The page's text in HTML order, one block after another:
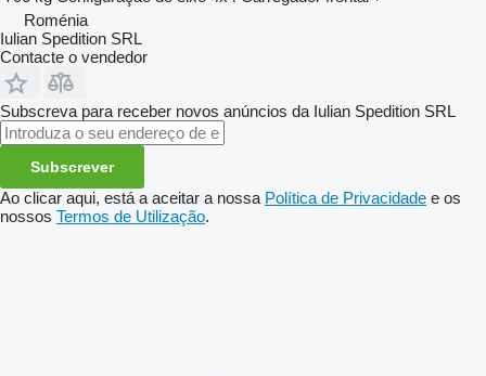
Roménia
Iulian Spedition SRL
Contacte o vendedor
Subscreva para receber novos anúncios da Iulian Spedition SRL
Subscrever
Ao clicar aqui, está a aceitar a nossa Política de Privacidade e os
nossos Termos de Utilização.